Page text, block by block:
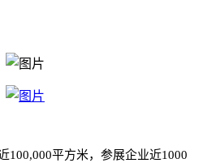
100,000平方米，参展企业近1000